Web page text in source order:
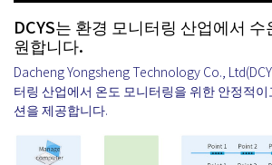
DCYS는 환경 모니터링 산업에서
원합니다.
Dacheng Yongsheng Technology Co.,
터링 산업에서 온도 모니터링을 위한 안정적
션을 제공합니다.